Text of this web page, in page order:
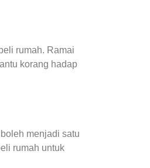
rumah. Ramai
korang hadap
menjadi satu
rumah untuk